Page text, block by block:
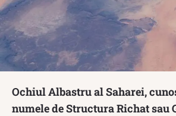
Ochiul Albastru al Saharei,
numele de Structura Richat sau